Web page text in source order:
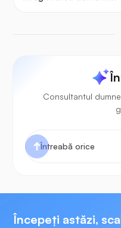
Consultantul
Începeți astăzi,